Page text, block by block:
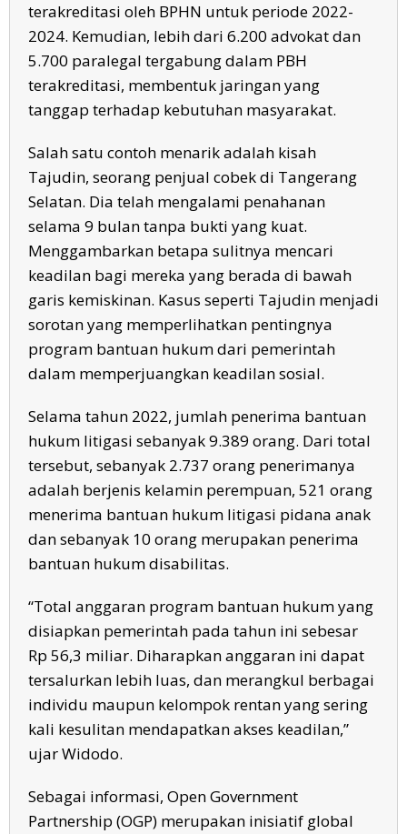
terakreditasi oleh BPHN untuk periode 2022-
2024. Kemudian, lebih dari 6.200 advokat dan
5.700 paralegal tergabung dalam PBH
terakreditasi, membentuk jaringan yang
tanggap terhadap kebutuhan masyarakat.
Salah satu contoh menarik adalah kisah
Tajudin, seorang penjual cobek di Tangerang
Selatan. Dia telah mengalami penahanan
selama 9 bulan tanpa bukti yang kuat.
Menggambarkan betapa sulitnya mencari
keadilan bagi mereka yang berada di bawah
garis kemiskinan. Kasus seperti Tajudin menjadi
sorotan yang memperlihatkan pentingnya
program bantuan hukum dari pemerintah
dalam memperjuangkan keadilan sosial.
Selama tahun 2022, jumlah penerima bantuan
hukum litigasi sebanyak 9.389 orang. Dari total
tersebut, sebanyak 2.737 orang penerimanya
adalah berjenis kelamin perempuan, 521 orang
menerima bantuan hukum litigasi pidana anak
dan sebanyak 10 orang merupakan penerima
bantuan hukum disabilitas.
“Total anggaran program bantuan hukum yang
disiapkan pemerintah pada tahun ini sebesar
Rp 56,3 miliar. Diharapkan anggaran ini dapat
tersalurkan lebih luas, dan merangkul berbagai
individu maupun kelompok rentan yang sering
kali kesulitan mendapatkan akses keadilan,”
ujar Widodo.
Sebagai informasi, Open Government
Partnership (OGP) merupakan inisiatif global